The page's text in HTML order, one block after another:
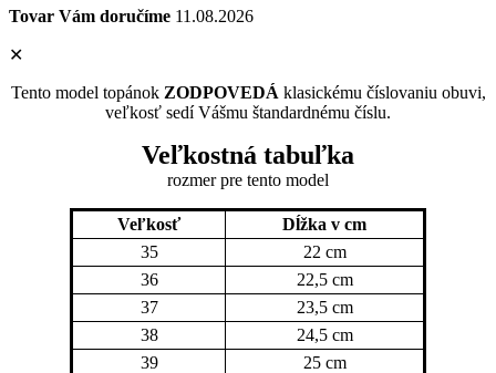
Tovar Vám doručíme 11.08.2026
✕
Tento model topánok ZODPOVEDÁ klasickému číslovaniu obuvi,
veľkosť sedí Vášmu štandardnému číslu.
Veľkostná tabuľka
rozmer pre tento model
Veľkosť
Dĺžka v cm
35
22 cm
36
22,5 cm
37
23,5 cm
38
24,5 cm
39
25 cm